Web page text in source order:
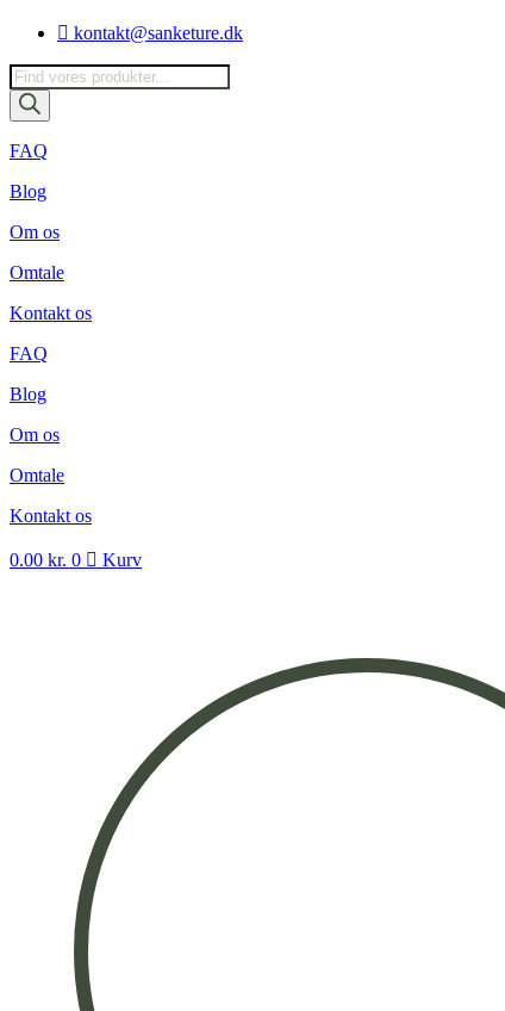
Videre
indhold
kontakt@sanketure.dk
Products
search
FAQ
Blog
Om os
Omtale
Kontakt os
FAQ
Blog
Om os
Omtale
Kontakt os
0.00 kr. 0 Kurv